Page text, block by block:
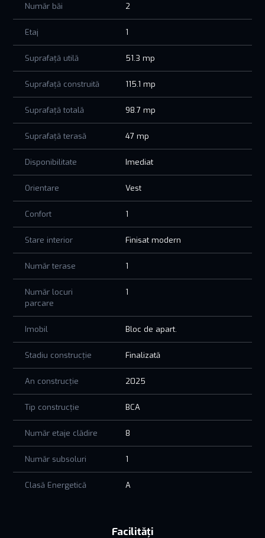
Număr băi 2
Etaj 1
Suprafață utilă 51.3 mp
Suprafață construită 115.1 mp
Suprafață totală 98.7 mp
Suprafață terasă 47 mp
Disponibilitate Imediat
Orientare Vest
Confort 1
Stare interior Finisat modern
Număr terase 1
Număr locuri
parcare
1
Imobil Bloc de apart.
Stadiu construcție Finalizată
An construcție 2025
Tip construcție BCA
Număr etaje clădire 8
Număr subsoluri 1
Clasă Energetică A
Facilități